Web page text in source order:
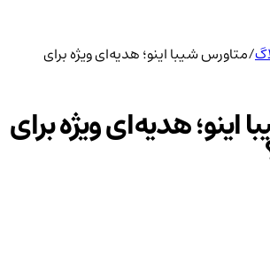
/متاورس شیبا اینو؛ هدیه‌ای ویژه برای
هدیه‌ای ویژه برای